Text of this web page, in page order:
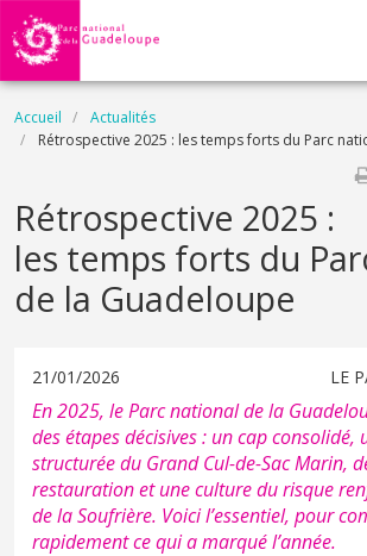
Aller au contenu principal
Fil d'Ariane
Accueil
Actualités
Rétrospective 2025 : les temps forts du Parc
Rétrospective 2025 :
les temps forts du
de la Guadeloupe
21/01/2026 LE
En 2025, le Parc national de la
des étapes décisives : un cap consolidé,
structurée du Grand Cul-de-Sac Marin,
restauration et une culture du risque
de la Soufrière. Voici l’essentiel, pour
rapidement ce qui a marqué l’année.